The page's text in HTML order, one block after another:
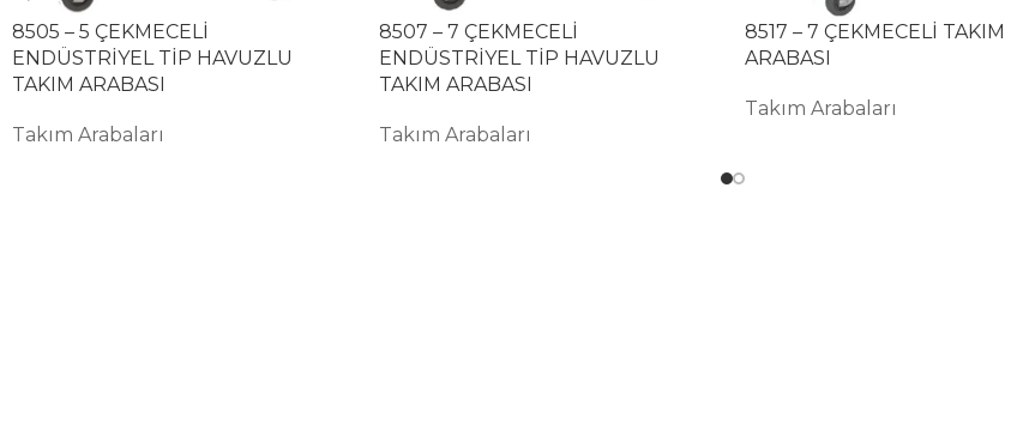
8505 – 5 ÇEKMECELİ
ENDÜSTRİYEL TİP HAVUZLU
TAKIM ARABASI
Takım Arabaları
8507 – 7 ÇEKMECELİ
ENDÜSTRİYEL TİP HAVUZLU
TAKIM ARABASI
Takım Arabaları
8517 – 7 ÇEKMECELİ TAKIM
ARABASI
Takım Arabaları